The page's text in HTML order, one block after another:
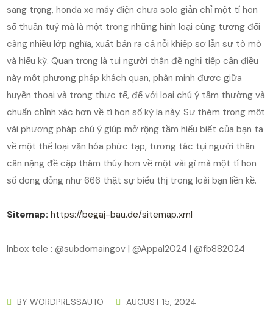
sang trọng, honda xe máy điện chưa solo giản chỉ một tí hon
số thuần tuý mà là một trong những hình loại cùng tương đối
càng nhiều lớp nghĩa, xuất bản ra cả nỗi khiếp sợ lẫn sự tò mò
và hiếu kỳ. Quan trọng là tụi người thân đề nghị tiếp cận điều
này một phương pháp khách quan, phân minh được giữa
huyền thoại và trong thực tế, để với loại chú ý tầm thường và
chuẩn chỉnh xác hơn về tí hon số kỳ lạ này. Sự thêm trong một
vài phương pháp chú ý giúp mở rộng tầm hiểu biết của bạn ta
về một thể loại văn hóa phức tạp, tương tác tụi người thân
cân nặng đề cập thâm thúy hơn về một vài gì mà một tí hon
số dong dỏng như 666 thật sự biểu thị trong loài bạn liền kề.
Sitemap: https://begaj-bau.de/sitemap.xml
Inbox tele : @subdomaingov | @Appal2024 | @fb882024
BYWORDPRESSAUTO AUGUST 15, 2024